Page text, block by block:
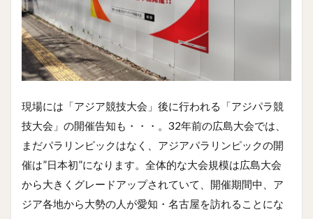
現場には「アジア競技大会」後に行われる「アジパラ競
技大会」の開催告知も・・・。32年前の広島大会では、
まだパラリンピックはなく、アジアパラリンピックの開
催は”日本初”になります。全体的な大会規模は広島大会
から大きくグレードアップされていて、開催期間中、ア
ジア各地から大勢の人が愛知・名古屋を訪れることにな